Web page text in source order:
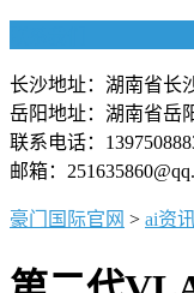
长沙地址：湖南省长
岳阳地址：湖南省岳
联系电话：
邮箱：
豪门国际官网 > ai资